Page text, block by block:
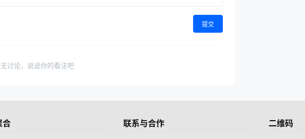
提交
讨论，说说你的看法吧
合 联系与合作 二维码